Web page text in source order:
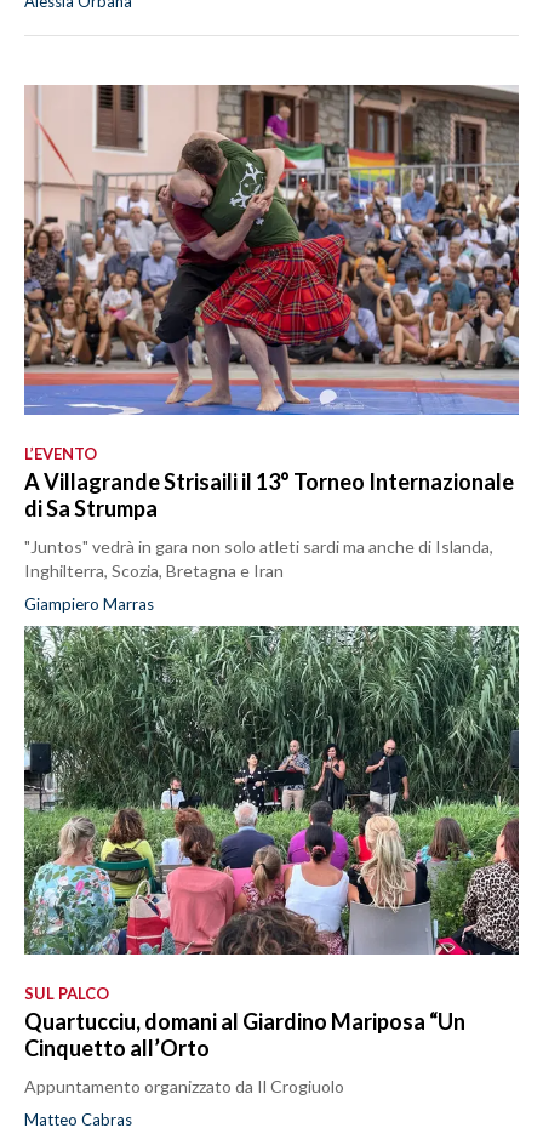
L’EVENTO
A Villagrande Strisaili il 13° Torneo Internazionale
di Sa Strumpa
"Juntos" vedrà in gara non solo atleti sardi ma anche di Islanda,
Inghilterra, Scozia, Bretagna e Iran
Giampiero Marras
SUL PALCO
Quartucciu, domani al Giardino Mariposa “Un
Cinquetto all’Orto
Appuntamento organizzato da Il Crogiuolo
Matteo Cabras